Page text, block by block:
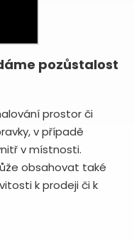
pozůstalost
prostor či
v případě
v místnosti.
obsahovat také
k prodeji či k